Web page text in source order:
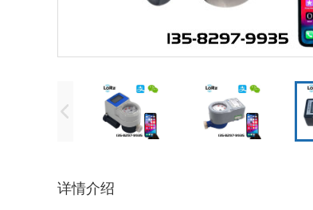
详情介绍